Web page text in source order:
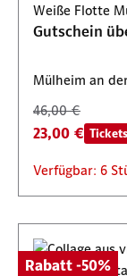
Weiße Flotte
Gutschein
Mülheim an
46,00 €
23,00 €
Verfügbar: 6
Rabatt -50%